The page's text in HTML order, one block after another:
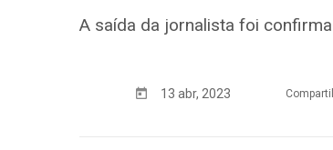
A saída da jornalista foi
13 abr, 2023